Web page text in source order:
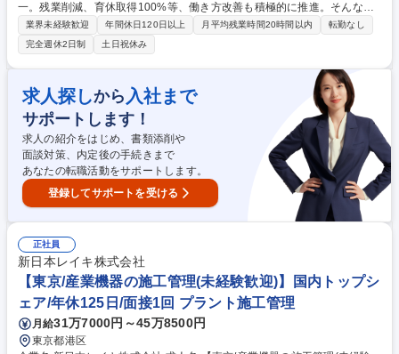
一。残業削減、育休取得100%等、働き方改善も積極的に推進。そんな当
社にて、配置技術者として一般建築物現場専任の監理技術者業務又は主任
技術者業務をお任せ。 【詳細】当面は、施工管理補助として、検査結果の
集計、プレゼン資料作成、CAD入力支援、確認資料調査資料の作成、施工
管理台帳の作成等にも携わって頂きますが、ゆくゆくは現場管理を主担当
として回して頂けるようになってほしいと思っています。また、安全管
理、品質管理、工程管理、協力会社との折衝・調整なども行って頂きま
す。 ※現場専任の場合、年間2～3物件程度、主任の場合は2～3現場を掛
け持ち頂く事も想定。 募集職種 【東京/専任監理技術者】★入社祝い金有/
土日祝休/休日129日/定年70歳/嘱託社員
業界未経験歓迎 年間休日120日以上 月平均残業時間20時間以内
転勤なし
完全週休2日制
土日祝休み
求人探しから 入社まで
サポートします！
求人の紹介をはじめ、書類添削や
面談対策、内定後の手続きまで
あなたの転職活動をサポートします。
登録してサポートを受ける
正社員
新日本レイキ株式会社
【東京/産業機器の施工管理(未経験歓迎)】国内トップシ
ェア/年休125日/面接1回 プラント施工管理
月給31万7000円～45万8500円
東京都港区